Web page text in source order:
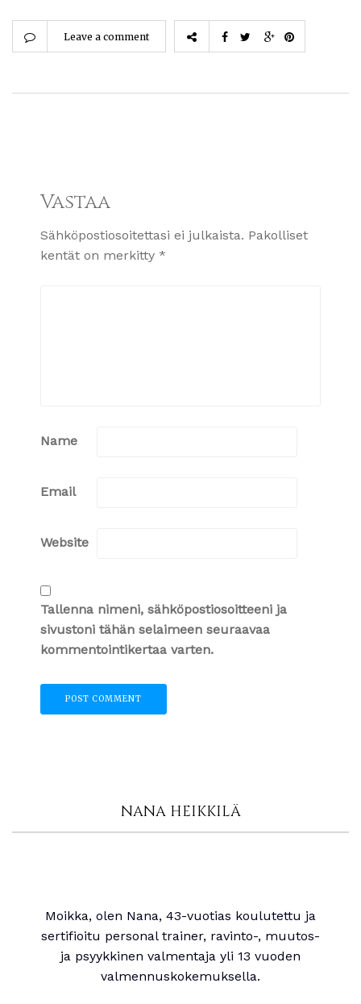
Leave a comment
Vastaa
Sähköpostiosoitettasi ei julkaista. Pakolliset
kentät on merkitty *
Name
Email
Website
Tallenna nimeni, sähköpostiosoitteeni ja
sivustoni tähän selaimeen seuraavaa
kommentointikertaa varten.
NANA HEIKKILÄ
Moikka, olen Nana, 43-vuotias koulutettu ja
sertifioitu personal trainer, ravinto-, muutos-
ja psyykkinen valmentaja yli 13 vuoden
valmennuskokemuksella.